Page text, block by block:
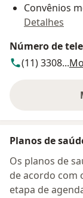
Convênios
Detalhes
Número de
(11) 3308...
Planos de
Os planos de
de acordo com
etapa de